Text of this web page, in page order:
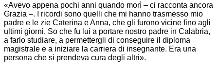
«Avevo appena pochi anni quando morì – ci racconta ancora
Grazia –. I ricordi sono quelli che mi hanno trasmesso mio
padre e le zie Caterina e Anna, che gli furono vicine fino agli
ultimi giorni. So che fu lui a portare nostro padre in Calabria,
a farlo studiare, a permettergli di conseguire il diploma
magistrale e a iniziare la carriera di insegnante. Era una
persona che si prendeva cura degli altri».